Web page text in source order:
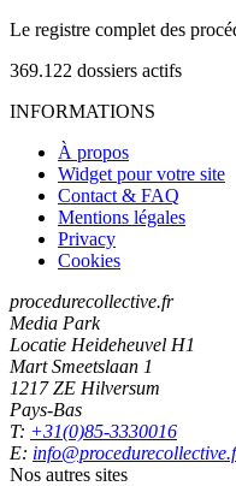
Le registre complet des
369.122 dossiers actifs
INFORMATIONS
À propos
Widget pour votre site
Contact & FAQ
Mentions légales
Privacy
Cookies
procedurecollective.fr
Media Park
Locatie Heideheuvel H1
Mart Smeetslaan 1
1217 ZE Hilversum
Pays-Bas
T: +31(0)85-3330016
E:
Nos autres sites